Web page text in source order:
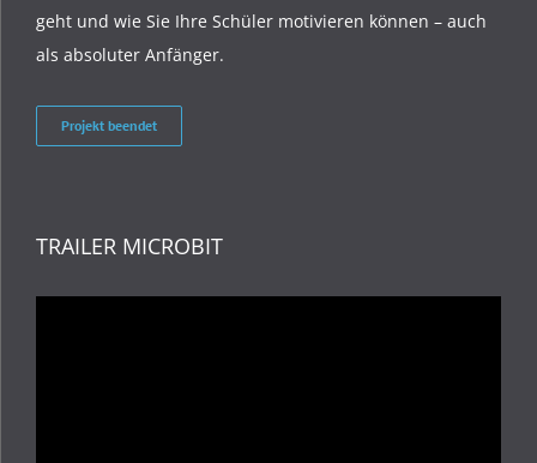
geht und wie Sie Ihre Schüler motivieren können – auch
als absoluter Anfänger.
Projekt beendet
TRAILER MICROBIT